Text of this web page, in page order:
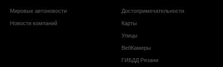
Мировые автоновости
Новости компаний
Достопримечательности
Карты
Улицы
ВебКамеры
ГИБДД Рязани